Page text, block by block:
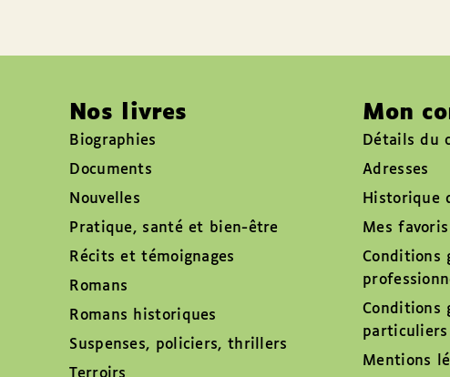
Nos livres
Biographies
Documents
Nouvelles
Pratique, santé et bien-être
Récits et témoignages
Romans
Romans historiques
Suspenses, policiers, thrillers
Terroirs
Mon
Détails du
Adresses
Historique
Mes favoris
Conditions
Conditions
particuliers
Mentions